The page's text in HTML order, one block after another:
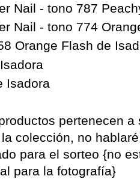
Nail - tono 787
Nail - tono 774
Orange Flash de
Isadora
pertenecen
colección, no
para el sorteo {no
para la fotografía}